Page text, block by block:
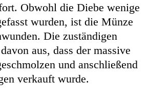
Obwohl die Diebe wenige
wurden, ist die Münze
Die zuständigen
aus, dass der massive
und anschließend
verkauft wurde.